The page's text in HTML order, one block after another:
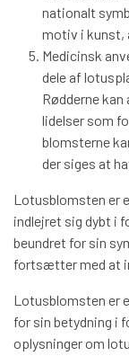
nationalt
motiv i kunst,
Medicinsk
dele af
Rødderne
lidelser som
blomsterne
der siges at
Lotusblomsten er
indlejret sig dybt i
beundret for sin
fortsætter med at
Lotusblomsten er
for sin betydning i
oplysninger om